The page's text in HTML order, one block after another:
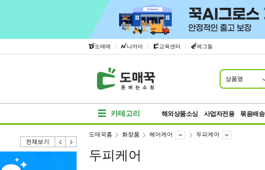
도매매 | 나까마 | 교육센터 | 에그돔
상품명
카테고리 해외상품소싱 사업자전용 묶음배송
전체보기
도매꾹홈 화장품 헤어케어 두피케어
두피케어